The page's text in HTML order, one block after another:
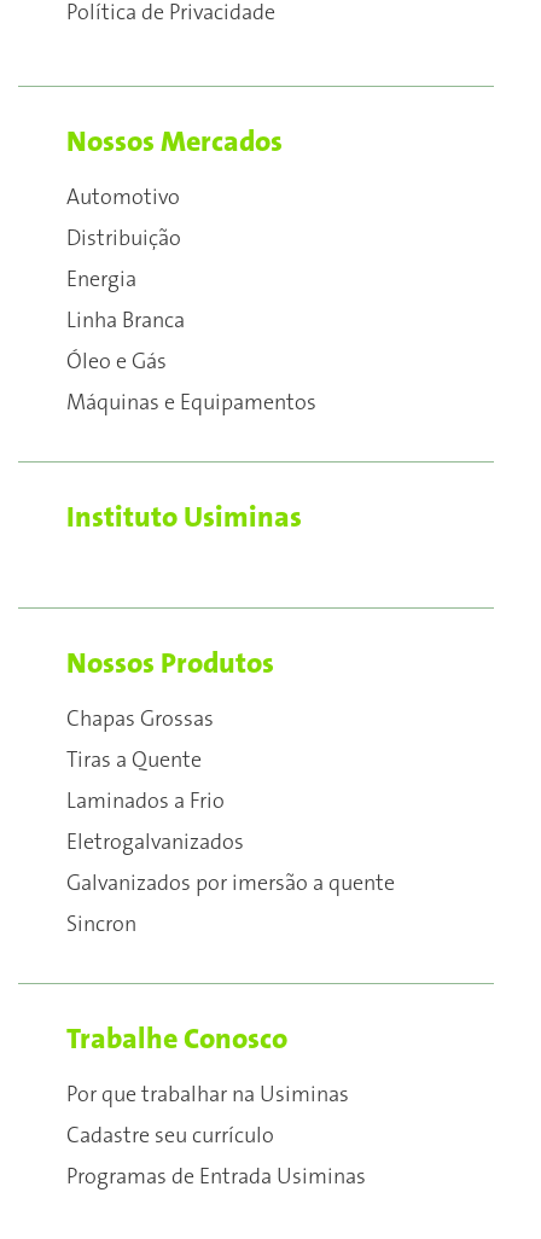
Política de Privacidade
Nossos Mercados
Automotivo
Distribuição
Energia
Linha Branca
Óleo e Gás
Máquinas e Equipamentos
Instituto Usiminas
Nossos Produtos
Chapas Grossas
Tiras a Quente
Laminados a Frio
Eletrogalvanizados
Galvanizados por imersão a quente
Sincron
Trabalhe Conosco
Por que trabalhar na Usiminas
Cadastre seu currículo
Programas de Entrada Usiminas